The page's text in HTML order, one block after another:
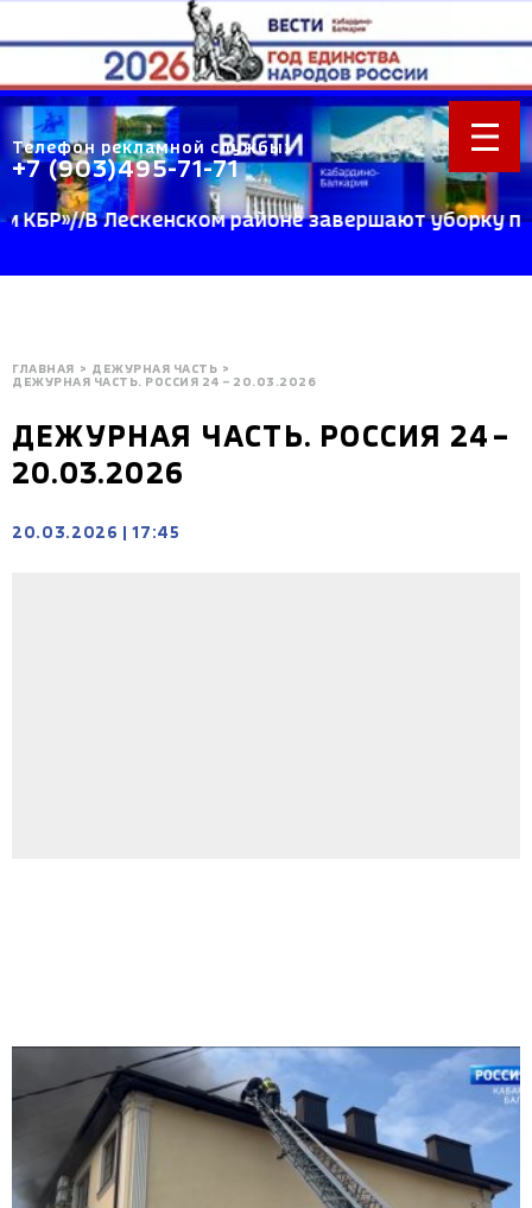
Телефон рекламной службы:
+7 (903)495-71-71
В Лескенском районе завершают уборку
ГЛАВНАЯ > ДЕЖУРНАЯ ЧАСТЬ >
ДЕЖУРНАЯ ЧАСТЬ. РОССИЯ 24 – 20.03.2026
ДЕЖУРНАЯ ЧАСТЬ. РОССИЯ 24 –
20.03.2026
20.03.2026 17:45